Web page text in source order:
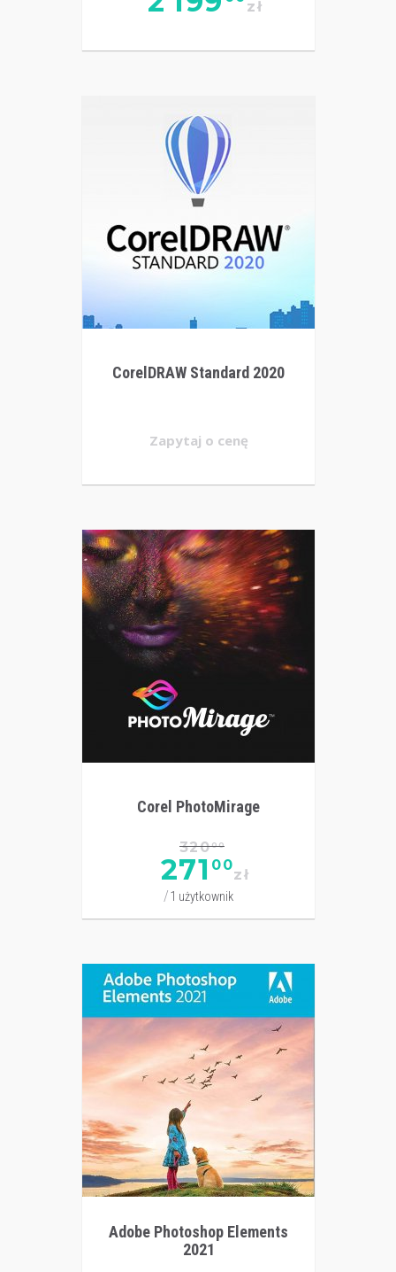
zł
CorelDRAW Standard 2020
Zapytaj o cenę
Corel PhotoMirage
32000
271 00
zł
1 użytkownik
Adobe Photoshop Elements
2021